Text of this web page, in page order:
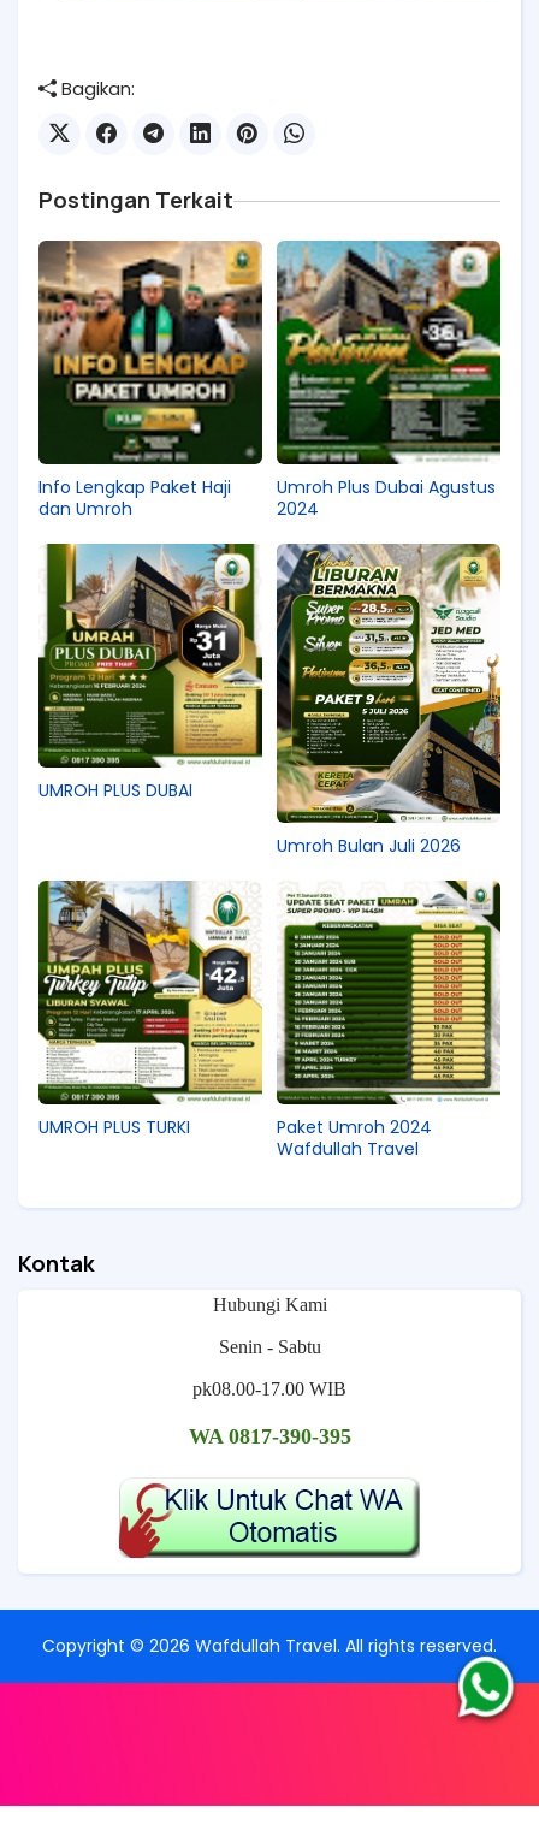
Bagikan:
Postingan Terkait
Info Lengkap Paket Haji
dan Umroh
Umroh Plus Dubai Agustus
2024
UMROH PLUS DUBAI
Umroh Bulan Juli 2026
UMROH PLUS TURKI
Paket Umroh 2024
Wafdullah Travel
Kontak
Hubungi Kami
Senin - Sabtu
pk08.00-17.00 WIB
WA 0817-390-395
Copyright © 2026 Wafdullah Travel. All rights reserved.